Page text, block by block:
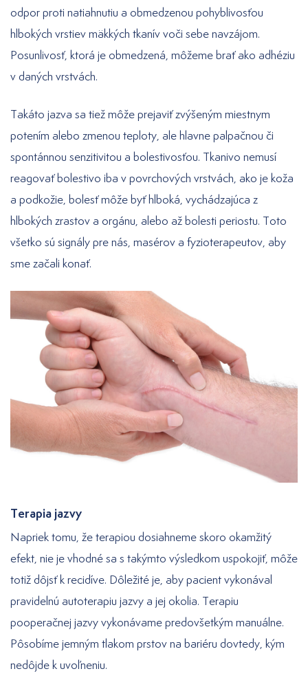
odpor proti natiahnutiu a obmedzenou pohyblivosťou
hlbokých vrstiev mäkkých tkanív voči sebe navzájom.
Posunlivosť, ktorá je obmedzená, môžeme brať ako adhéziu
v daných vrstvách.
Takáto jazva sa tiež môže prejaviť zvýšeným miestnym
potením alebo zmenou teploty, ale hlavne palpačnou či
spontánnou senzitivitou a bolestivosťou. Tkanivo nemusí
reagovať bolestivo iba v povrchových vrstvách, ako je koža
a podkožie, bolesť môže byť hlboká, vychádzajúca z
hlbokých zrastov a orgánu, alebo až bolesti periostu. Toto
všetko sú signály pre nás, masérov a fyzioterapeutov, aby
sme začali konať.
Terapia jazvy
Napriek tomu, že terapiou dosiahneme skoro okamžitý
efekt, nie je vhodné sa s takýmto výsledkom uspokojiť, môže
totiž dôjsť k recidíve. Dôležité je, aby pacient vykonával
pravidelnú autoterapiu jazvy a jej okolia. Terapiu
pooperačnej jazvy vykonávame predovšetkým manuálne.
Pôsobíme jemným tlakom prstov na bariéru dovtedy, kým
nedôjde k uvoľneniu.